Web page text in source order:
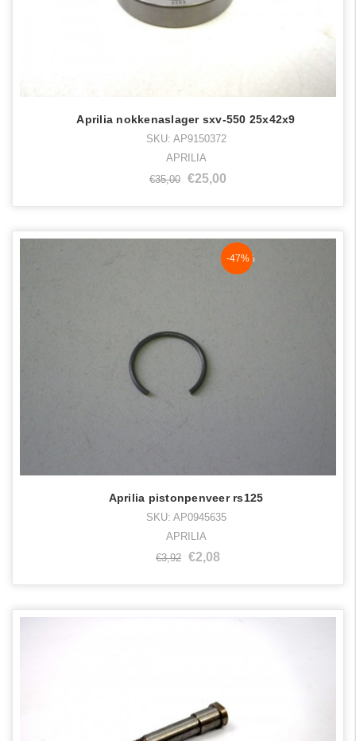
Aprilia nokkenaslager sxv-550 25x42x9
SKU: AP9150372
APRILIA
€35,00 €25,00
NaN%
-47%
Aprilia pistonpenveer rs125
SKU: AP0945635
APRILIA
€3,92 €2,08